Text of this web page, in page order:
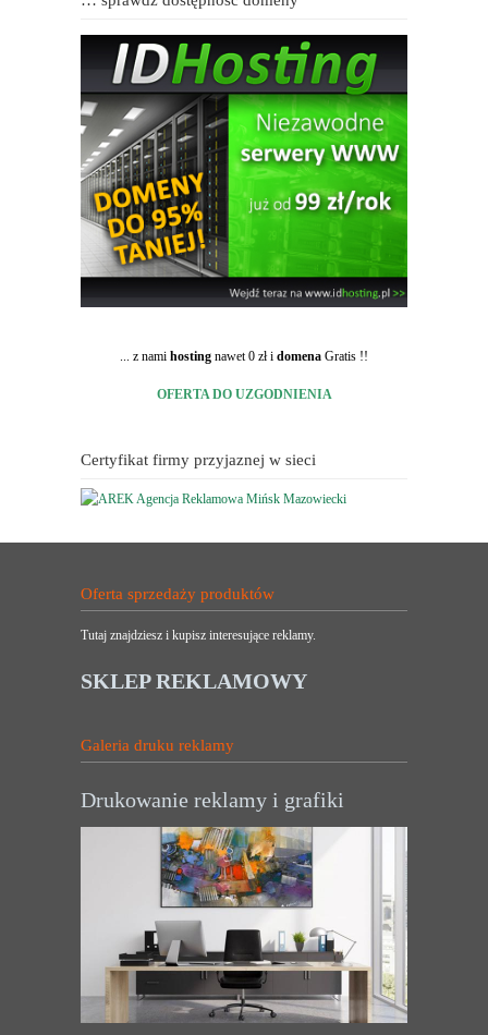
... z nami hosting nawet 0 zł i domena Gratis !!
OFERTA DO UZGODNIENIA
Certyfikat firmy przyjaznej w sieci
Oferta sprzedaży produktów
Tutaj znajdziesz i kupisz interesujące reklamy.
SKLEP REKLAMOWY
Galeria druku reklamy
Drukowanie reklamy i grafiki